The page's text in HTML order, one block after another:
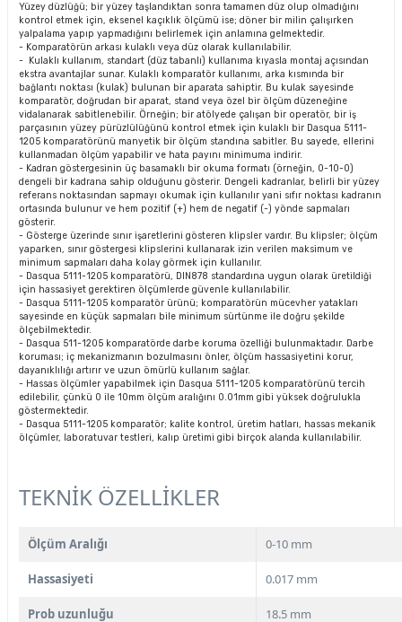
Yüzey düzlüğü; bir yüzey taşlandıktan sonra tamamen düz olup olmadığını
kontrol etmek için, eksenel kaçıklık ölçümü ise; döner bir milin çalışırken
yalpalama yapıp yapmadığını belirlemek için anlamına gelmektedir.
- Komparatörün arkası kulaklı veya düz olarak kullanılabilir.
- Kulaklı kullanım, standart (düz tabanlı) kullanıma kıyasla montaj açısından
ekstra avantajlar sunar. Kulaklı komparatör kullanımı, arka kısmında bir
bağlantı noktası (kulak) bulunan bir aparata sahiptir. Bu kulak sayesinde
komparatör, doğrudan bir aparat, stand veya özel bir ölçüm düzeneğine
vidalanarak sabitlenebilir. Örneğin; bir atölyede çalışan bir operatör, bir iş
parçasının yüzey pürüzlülüğünü kontrol etmek için kulaklı bir Dasqua 5111-
1205 komparatörünü manyetik bir ölçüm standına sabitler. Bu sayede, ellerini
kullanmadan ölçüm yapabilir ve hata payını minimuma indirir.
- Kadran göstergesinin üç basamaklı bir okuma formatı (örneğin, 0-10-0)
dengeli bir kadrana sahip olduğunu gösterir. Dengeli kadranlar, belirli bir yüzey
referans noktasından sapmayı okumak için kullanılır yani sıfır noktası kadranın
ortasında bulunur ve hem pozitif (+) hem de negatif (-) yönde sapmaları
gösterir.
- Gösterge üzerinde sınır işaretlerini gösteren klipsler vardır. Bu klipsler; ölçüm
yaparken, sınır göstergesi klipslerini kullanarak izin verilen maksimum ve
minimum sapmaları daha kolay görmek için kullanılır.
- Dasqua 5111-1205 komparatörü, DIN878 standardına uygun olarak üretildiği
için hassasiyet gerektiren ölçümlerde güvenle kullanılabilir.
- Dasqua 5111-1205 komparatör ürünü; komparatörün mücevher yatakları
sayesinde en küçük sapmaları bile minimum sürtünme ile doğru şekilde
ölçebilmektedir.
- Dasqua 511-1205 komparatörde darbe koruma özelliği bulunmaktadır. Darbe
koruması; iç mekanizmanın bozulmasını önler, ölçüm hassasiyetini korur,
dayanıklılığı artırır ve uzun ömürlü kullanım sağlar.
- Hassas ölçümler yapabilmek için Dasqua 5111-1205 komparatörünü tercih
edilebilir, çünkü 0 ile 10mm ölçüm aralığını 0.01mm gibi yüksek doğrulukla
göstermektedir.
- Dasqua 5111-1205 komparatör; kalite kontrol, üretim hatları, hassas mekanik
ölçümler, laboratuvar testleri, kalıp üretimi gibi birçok alanda kullanılabilir.
TEKNİK ÖZELLİKLER
Ölçüm Aralığı 0-10 mm
Hassasiyeti 0.017 mm
Prob uzunluğu 18.5 mm